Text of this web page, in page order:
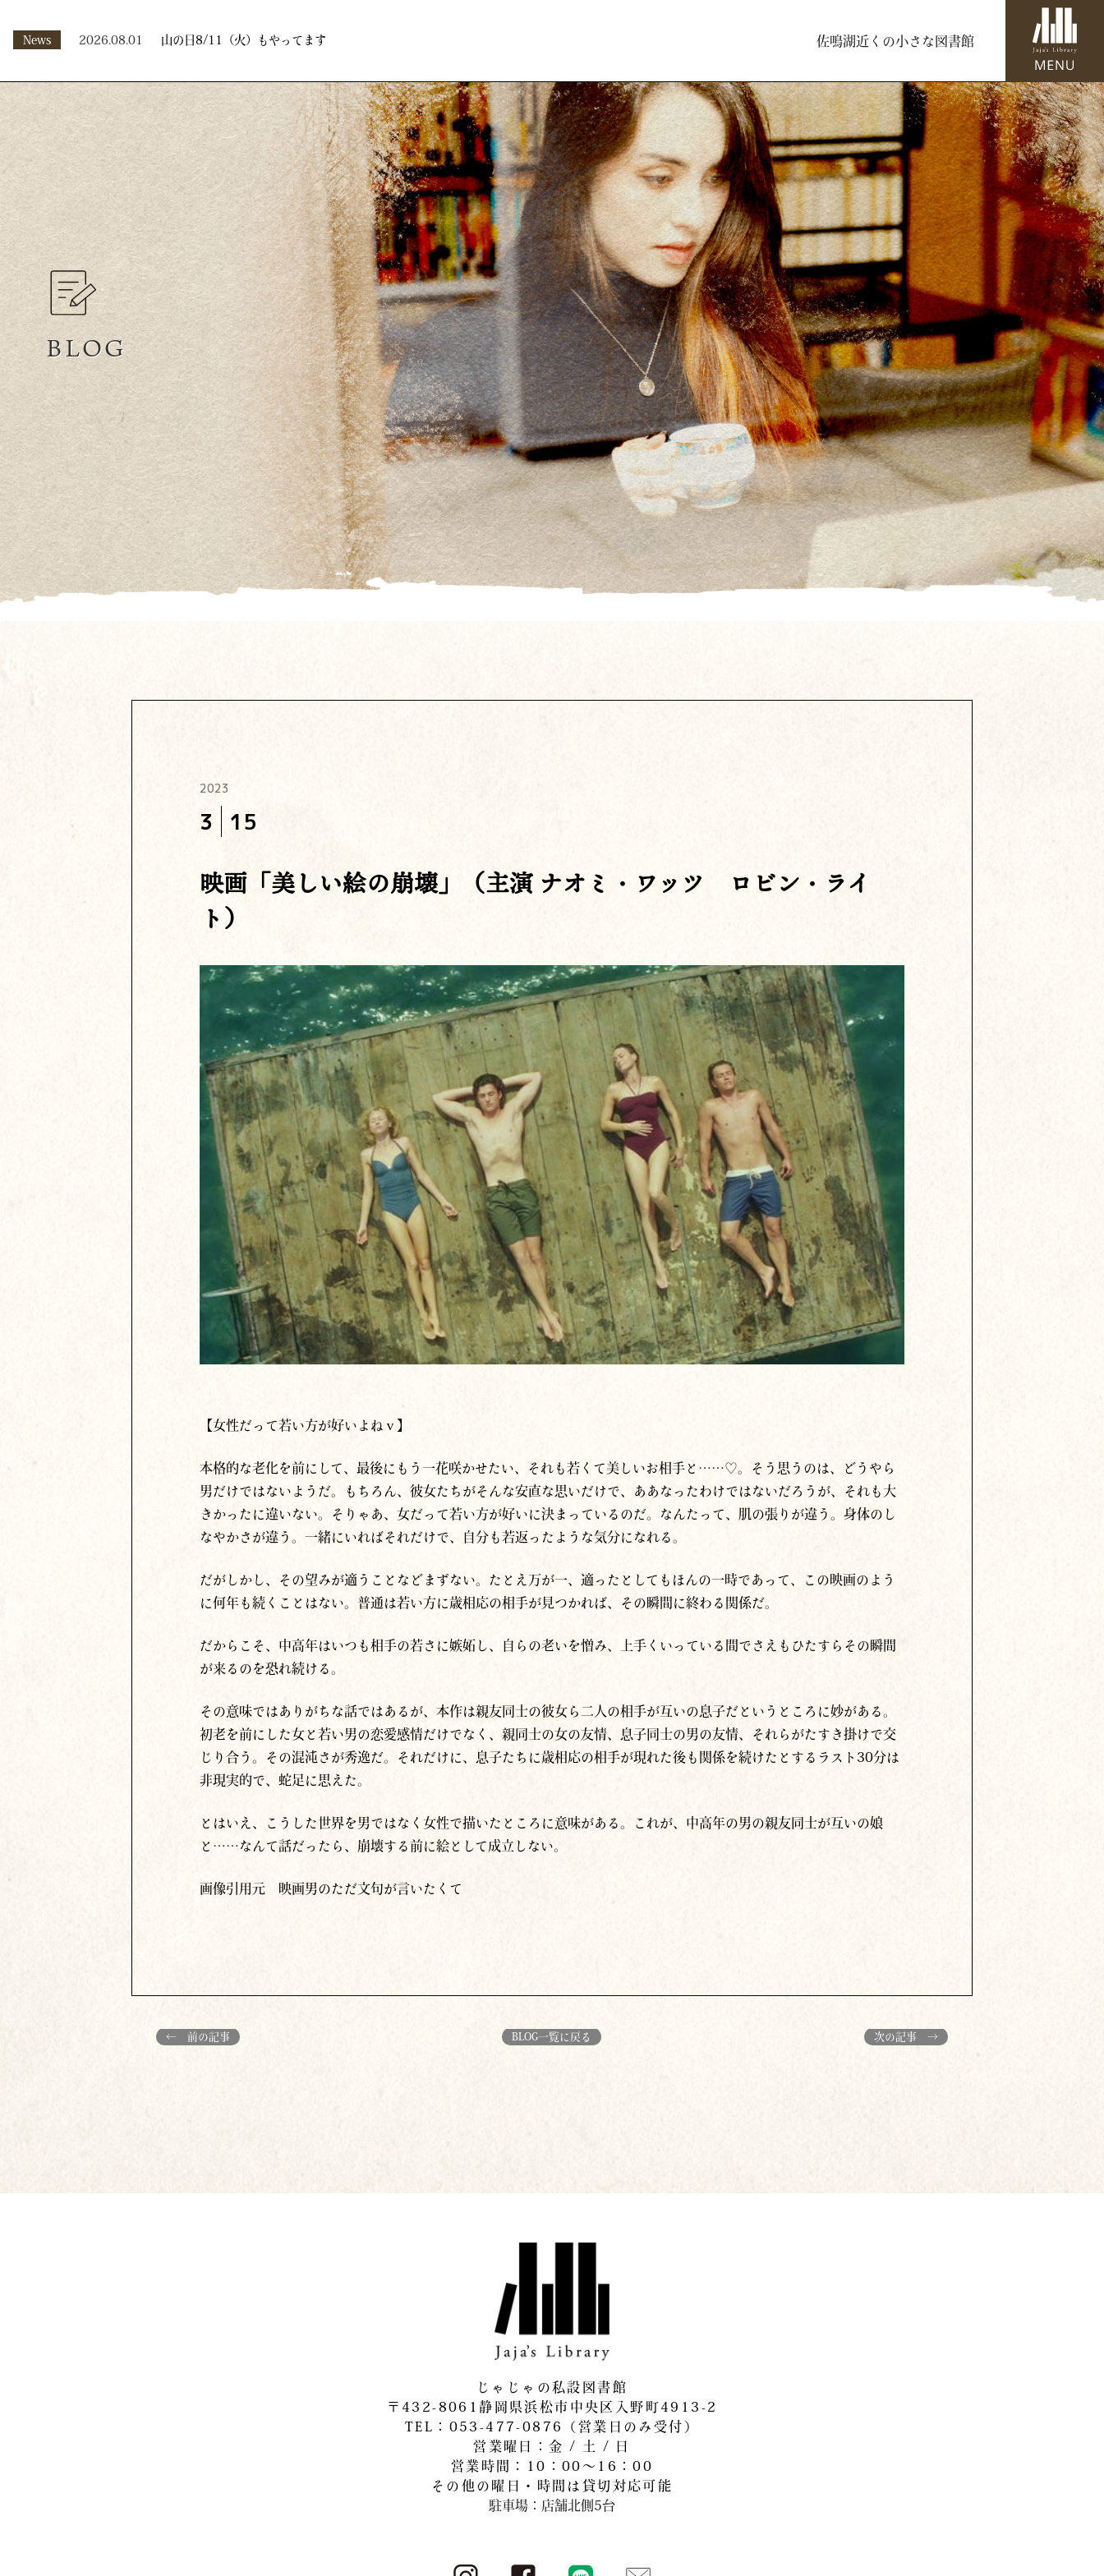
News 2026.08.01 山の日8/11（火）もやってます 佐鳴湖近くの小さな図書館
BLOG
2023
3 15
映画「美しい絵の崩壊」（主演 ナオミ・ワッツ ロビン・ライ
ト）
【女性だって若い方が好いよねｖ】
本格的な老化を前にして、最後にもう一花咲かせたい、それも若くて美しいお相手と……♡。そう思うのは、どうやら
男だけではないようだ。もちろん、彼女たちがそんな安直な思いだけで、ああなったわけではないだろうが、それも大
きかったに違いない。そりゃあ、女だって若い方が好いに決まっているのだ。なんたって、肌の張りが違う。身体のし
なやかさが違う。一緒にいればそれだけで、自分も若返ったような気分になれる。
だがしかし、その望みが適うことなどまずない。たとえ万が一、適ったとしてもほんの一時であって、この映画のよう
に何年も続くことはない。普通は若い方に歳相応の相手が見つかれば、その瞬間に終わる関係だ。
だからこそ、中高年はいつも相手の若さに嫉妬し、自らの老いを憎み、上手くいっている間でさえもひたすらその瞬間
が来るのを恐れ続ける。
その意味ではありがちな話ではあるが、本作は親友同士の彼女ら二人の相手が互いの息子だというところに妙がある。
初老を前にした女と若い男の恋愛感情だけでなく、親同士の女の友情、息子同士の男の友情、それらがたすき掛けで交
じり合う。その混沌さが秀逸だ。それだけに、息子たちに歳相応の相手が現れた後も関係を続けたとするラスト30分は
非現実的で、蛇足に思えた。
とはいえ、こうした世界を男ではなく女性で描いたところに意味がある。これが、中高年の男の親友同士が互いの娘
と……なんて話だったら、崩壊する前に絵として成立しない。
画像引用元 映画男のただ文句が言いたくて
← 前の記事 BLOG一覧に戻る 次の記事 →
じゃじゃの私設図書館
〒432-8061静岡県浜松市中央区入野町4913-2
​TEL：053-477-0876（営業日のみ受付）
営業曜日：金 / 土 / 日
営業時間：10：00～16：00
その他の曜日・時間は貸切対応可能
駐車場：店舗北側5台